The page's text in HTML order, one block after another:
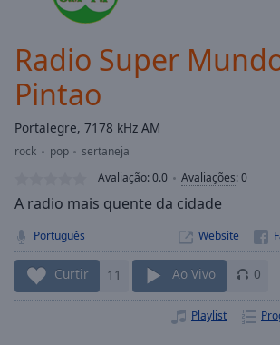
Current
Time0:00
Duration-:-
Loaded:
0.00%
Seek to
currently
behind
liveLIVE
Remaining
Time-
Radio Super
Pintao
Portalegre, 7178 kHz AM
rock pop
sertaneja
Avaliação:0.0 Avaliações:0
A radio mais quente da cidade
Português Website
Curtir 11 Ao Vivo 0
Playlist